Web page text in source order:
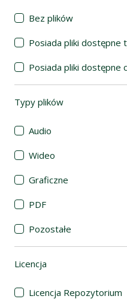
Bez plików
Posiada pliki dostępne
Posiada pliki dostępne
Typy plików
Audio
Wideo
Graficzne
PDF
Pozostałe
Licencja
Licencja Repozytorium